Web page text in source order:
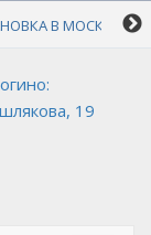
212-18-97
В МОСКВЕ
19